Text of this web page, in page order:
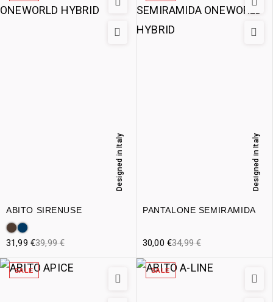
ABITO SIRENUSE
Designed in Italy
39,99€
31,99 €
PANTALONE SEMIRAMIDA
Designed in Italy
34,99€
30,00 €
SALE SALE